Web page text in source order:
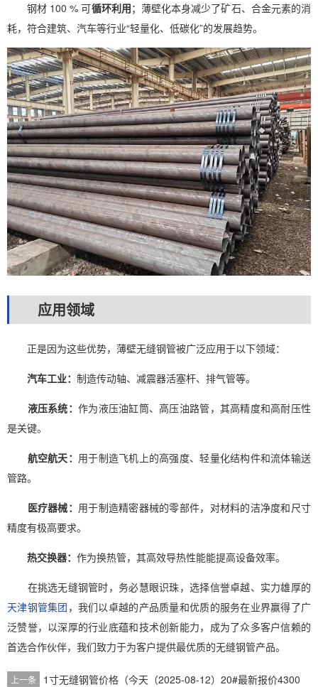
钢材 100 % 可循环利用；薄壁化本身减少了矿石、合金元素的消
耗，符合建筑、汽车等行业“轻量化、低碳化”的发展趋势。
应用领域
正是因为这些优势，薄壁无缝钢管被广泛应用于以下领域：
汽车工业： 制造传动轴、减震器活塞杆、排气管等。
液压系统： 作为液压油缸筒、高压油路管，其高精度和高耐压性
是关键。
航空航天： 用于制造飞机上的高强度、轻量化结构件和流体输送
管路。
医疗器械： 用于制造精密器械的零部件，对材料的洁净度和尺寸
精度有极高要求。
热交换器： 作为换热管，其高效导热性能能提高设备效率。
在挑选无缝钢管时，务必慧眼识珠，选择信誉卓越、实力雄厚的
天津钢管集团 ，我们以卓越的产品质量和优质的服务在业界赢得了广
泛赞誉，以深厚的行业底蕴和技术创新能力，成为了众多客户信赖的
首选合作伙伴，我们致力于为客户提供最优质的无缝钢管产品。
上一条
1寸无缝钢管价格（今天（2025-08-12）20#最新报价4300